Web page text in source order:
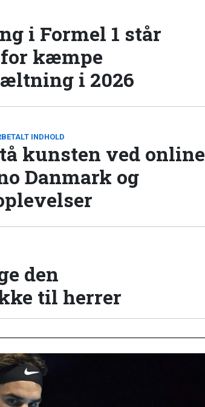
i Formel 1 står
kæmpe
i 2026
INDHOLD
kunsten ved online
Danmark og
den
til herrer